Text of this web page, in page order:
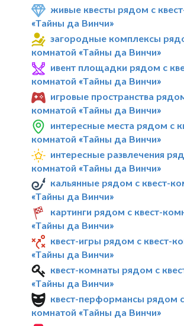
живые квесты рядом с
«Тайны да Винчи»
загородные комплексы
комнатой «Тайны да Винчи»
ивент площадки рядом с
комнатой «Тайны да Винчи»
игровые пространства
комнатой «Тайны да Винчи»
интересные места рядом с
комнатой «Тайны да Винчи»
интересные развлечения
комнатой «Тайны да Винчи»
кальянные рядом с квест-
«Тайны да Винчи»
картинги рядом с квест-
«Тайны да Винчи»
квест-игры рядом с квест-
«Тайны да Винчи»
квест-комнаты рядом с
«Тайны да Винчи»
квест-перформансы рядом с
комнатой «Тайны да Винчи»